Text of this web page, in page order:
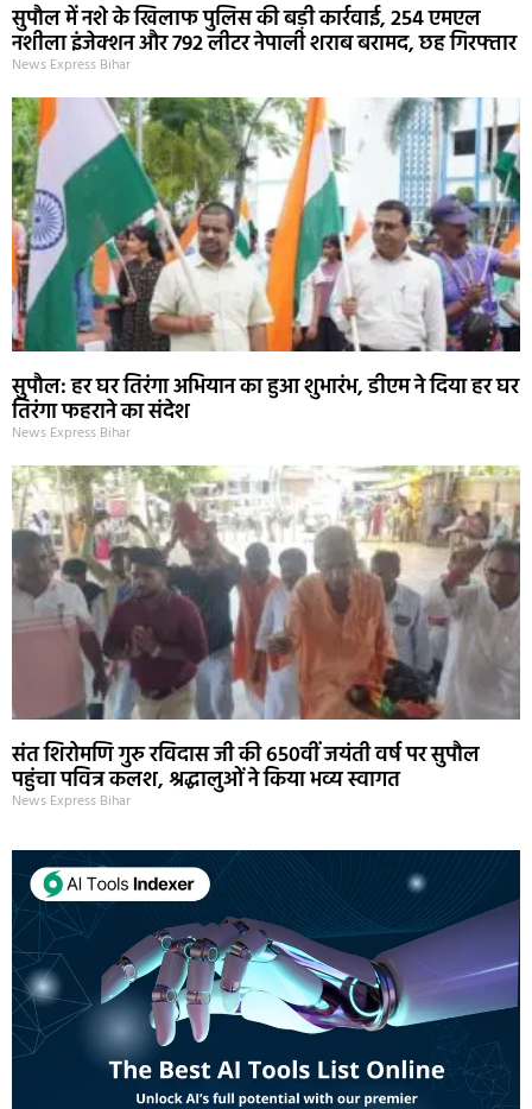
सुपौल में नशे के खिलाफ पुलिस की बड़ी कार्रवाई, 254 एमएल
नशीला इंजेक्शन और 792 लीटर नेपाली शराब बरामद, छह गिरफ्तार
News Express Bihar
सुपौल: हर घर तिरंगा अभियान का हुआ शुभारंभ, डीएम ने दिया हर घर
तिरंगा फहराने का संदेश
News Express Bihar
संत शिरोमणि गुरु रविदास जी की 650वीं जयंती वर्ष पर सुपौल
पहुंचा पवित्र कलश, श्रद्धालुओं ने किया भव्य स्वागत
News Express Bihar